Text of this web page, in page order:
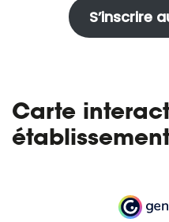
S’inscrire
Carte